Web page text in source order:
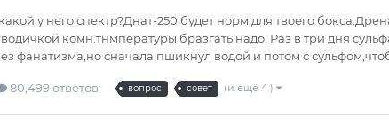
у него спектр?Днат-250 будет норм.для твоего
комн.тнмпературы бразгать надо! Раз в три дня
фанатизма,но сначала пшикнул водой и потом с
80,499 ответов вопрос совет (и ещё 4 )